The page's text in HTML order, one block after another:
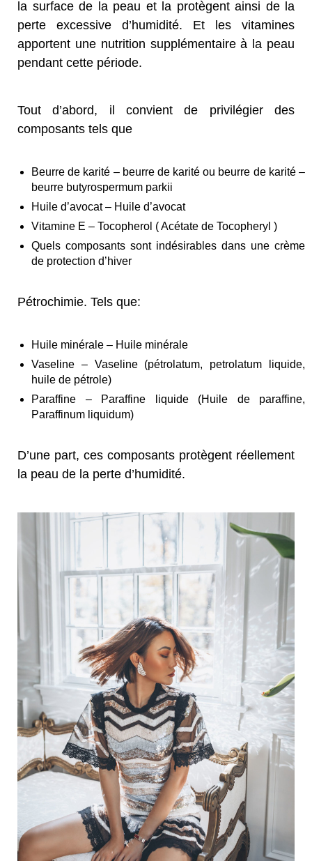
la surface de la peau et la protègent ainsi de la
perte excessive d’humidité. Et les vitamines
apportent une nutrition supplémentaire à la peau
pendant cette période.
Tout d’abord, il convient de privilégier des
composants tels que
Beurre de karité – beurre de karité ou beurre de karité –
beurre butyrospermum parkii
Huile d’avocat – Huile d’avocat
Vitamine E – Tocopherol ( Acétate de Tocopheryl )
Quels composants sont indésirables dans une crème
de protection d’hiver
Pétrochimie. Tels que:
Huile minérale – Huile minérale
Vaseline – Vaseline (pétrolatum, petrolatum liquide,
huile de pétrole)
Paraffine – Paraffine liquide (Huile de paraffine,
Paraffinum liquidum)
D’une part, ces composants protègent réellement
la peau de la perte d’humidité.